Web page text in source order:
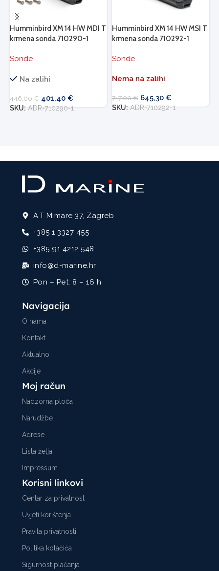
Humminbird XM 14 HW MDI T
krmena sonda 710290-1
Sonde
Na zalihi
446,00€ 401,40 €
SKU: ADR-710290-1
Humminbird XM 14 HW MSI T
krmena sonda 710292-1
Sonde
Nema na zalihi
717,00€ 645,30 €
SKU: ADR-710292-1
A.T Mimare 37, Zagreb
+385 1 3327 455
+385 91 4212 548
info@d-marine.hr
Pon – Pet: 8 – 16 h
Navigacija
O nama
Kontakt
Aktualno
Akcije
Moj račun
Nadzorna ploča
Narudžbe
Adrese
Lista želja
Impressum
Korisni linkovi
Centar za privatnost
Uvjeti korištenja
Pravila privatnosti
Politika kolačića
Sigurnost plaćanja